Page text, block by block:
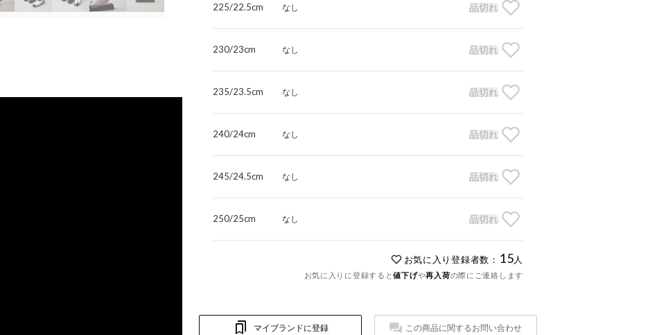
225/22.5cm なし 品切れ
230/23cm なし 品切れ
235/23.5cm なし 品切れ
240/24cm なし 品切れ
245/24.5cm なし 品切れ
250/25cm なし 品切れ
お気に入り登録者数： 15 人
お気に入りに登録すると値下げや再入荷の際にご連絡します
マイブランドに登録 この商品に関するお問い合わせ